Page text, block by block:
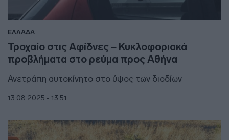
ΕΛΛΑΔΑ
Τροχαίο στις Αφίδνες – Κυκλοφοριακά
προβλήματα στο ρεύμα προς Αθήνα
Ανετράπη αυτοκίνητο στο ύψος των διοδίων
13.08.2025 - 13:51